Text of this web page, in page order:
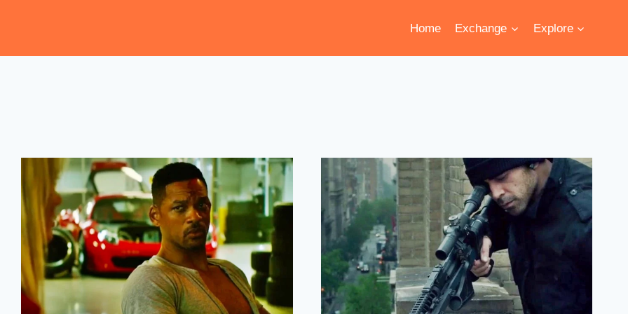
Home Exchange Explore